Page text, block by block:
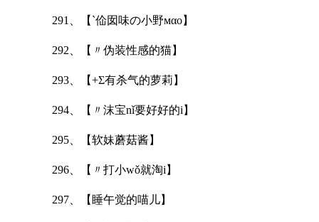
291、【`佡囡味の小野мαο】
292、【〃伪装性感的猫】
293、【+Σ有杀气的萝莉】
294、【〃沫宝nǐ要好好的i】
295、【软妹蘑菇酱】
296、【〃打小wǒ就淘i】
297、【睡午觉的喵儿】